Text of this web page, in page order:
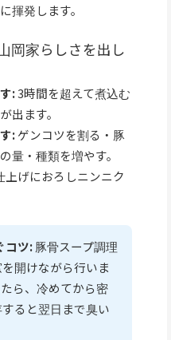
揮発します。
岡家らしさを出し
:3時間を超えて煮込む
出ます。
:ゲンコツを割る・豚
量・種類を増やす。
上げにおろしニンニク
コツ:豚骨スープ調理
開けながら行いま
ら、冷めてから密
ると翌日まで臭い